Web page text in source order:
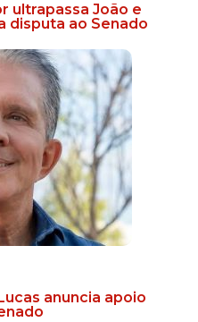
ultrapassa João e
disputa ao Senado
anuncia apoio